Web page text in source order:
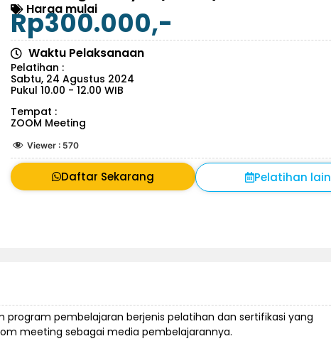
Harga mulai
Rp300.000,-
Waktu Pelaksanaan
Pelatihan :
Sabtu, 24 Agustus 2024
Pukul 10.00 - 12.00 WIB
Tempat :
ZOOM Meeting
Viewer : 570
Daftar Sekarang Pelatihan lain
program pembelajaran berjenis pelatihan dan sertifikasi yang
meeting sebagai media pembelajarannya.